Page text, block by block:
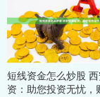
短线资金怎么炒股
资：助您投资无忧，